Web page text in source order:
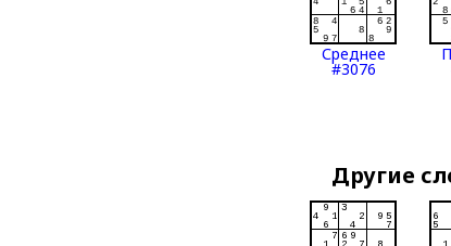
Среднее
#3076
Другие